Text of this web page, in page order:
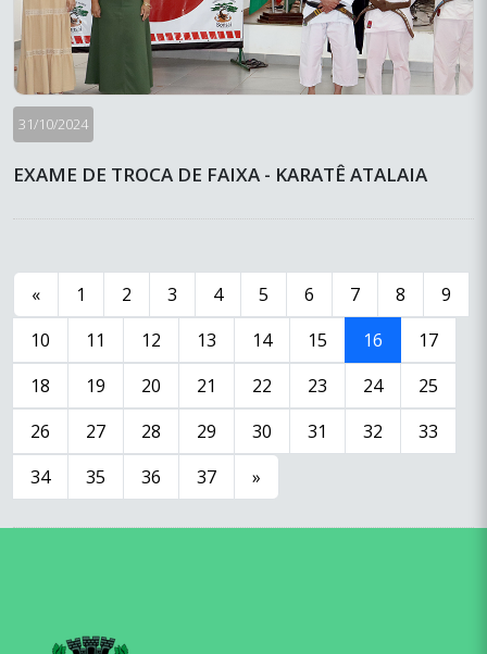
31/10/2024
EXAME DE TROCA DE FAIXA - KARATÊ ATALAIA
« 1 2 3 4 5 6 7 8
9
10
11 12 13 14 15 16
17
18
19 20 21 22 23 24
25
26
27 28 29 30 31 32
33
34
35 36 37 »